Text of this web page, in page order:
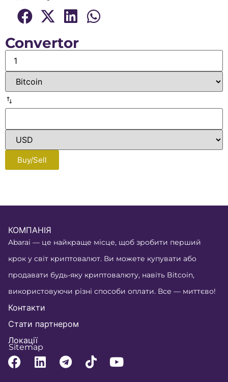
Convertor
Buy/Sell
КОМПАНІЯ
Abarai — це найкраще місце, щоб зробити перший
крок у світ криптовалют. Ви можете купувати або
продавати будь-яку криптовалюту, навіть Bitcoin,
використовуючи різні способи оплати. Все — миттєво!
Контакти
Стати партнером
Локації
Sitemap